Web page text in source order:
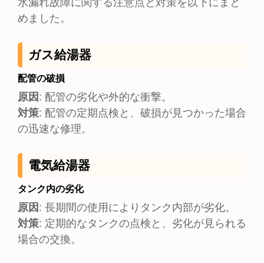
水漏れ故障に関する注意点と対策を以下にまと
めました。
ガス給湯器
配管の破損
原因 : 配管の劣化や外的な衝撃。
対策: 配管の定期点検と、破損が見つかった場合
の迅速な修理。
電気給湯器
タンク内の劣化
原因 : 長期間の使用によりタンク内部が劣化。
対策: 定期的なタンクの点検と、劣化が見られる
場合の交換。